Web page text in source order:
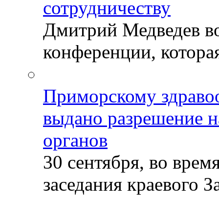
сотрудничеству
Дмитрий Медведев
конференции,
Приморскому
выдано разрешение
органов
30 сентября, во
заседания краевого